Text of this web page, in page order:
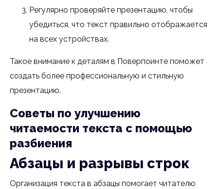
Регулярно проверяйте презентацию, чтобы
убедиться, что текст правильно отображается
на всех устройствах.
Такое внимание к деталям в Поверпоинте поможет
создать более профессиональную и стильную
презентацию.
Советы по улучшению
читаемости текста с помощью
разбиения
Абзацы и разрывы строк
Организация текста в абзацы помогает читателю